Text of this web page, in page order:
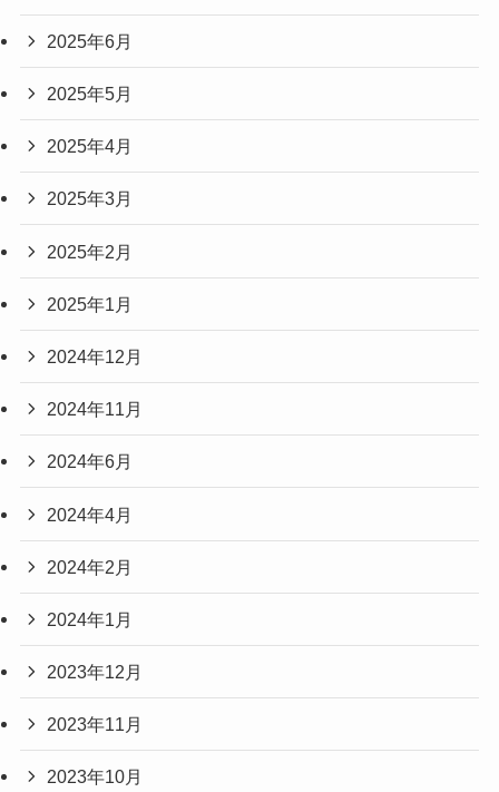
2025年6月
2025年5月
2025年4月
2025年3月
2025年2月
2025年1月
2024年12月
2024年11月
2024年6月
2024年4月
2024年2月
2024年1月
2023年12月
2023年11月
2023年10月